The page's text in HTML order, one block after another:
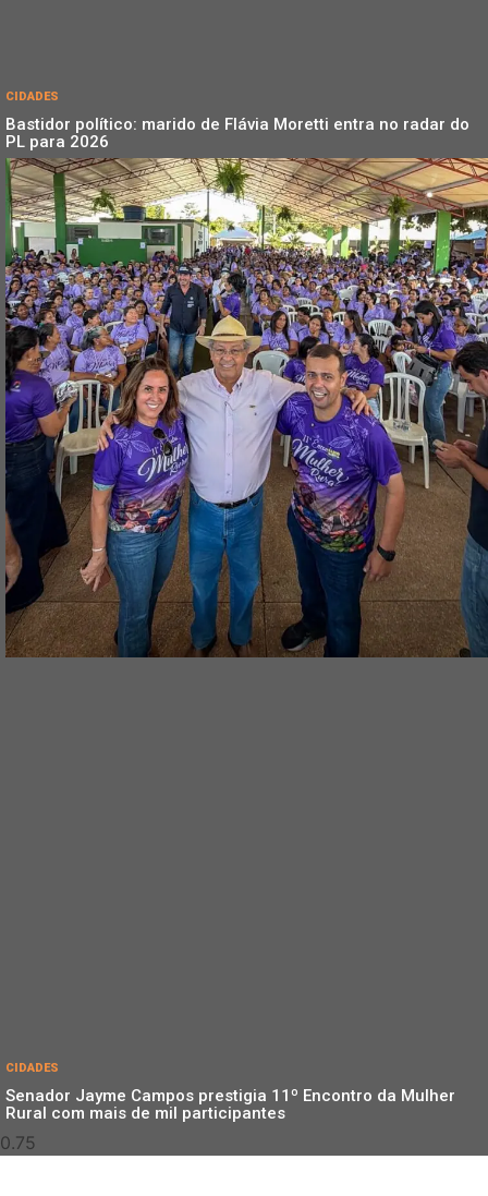
CIDADES
Bastidor político: marido de Flávia Moretti entra no radar do
PL para 2026
CIDADES
Senador Jayme Campos prestigia 11º Encontro da Mulher
Rural com mais de mil participantes